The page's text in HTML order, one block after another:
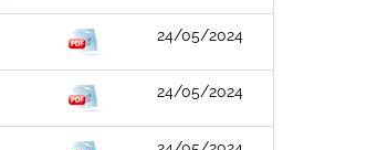
24/05/2024
24/05/2024